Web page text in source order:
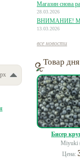
Магазин снова
28.03.2026
ВНИМАНИЕ! Мы
13.03.2026
все новости
Товар дня
Бисер
Miyuki
Цена: